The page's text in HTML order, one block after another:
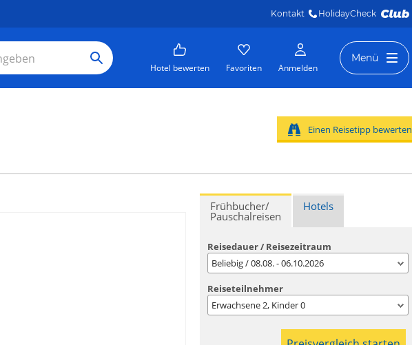
Kontakt HolidayCheck
Hotel bewerten Favoriten Anmelden
Menü
Einen Reisetipp bewerten
Frühbucher/
Pauschalreisen
Hotels
Reisedauer / Reisezeitraum
Beliebig / 08.08. - 06.10.2026
Reiseteilnehmer
Erwachsene2, Kinder0